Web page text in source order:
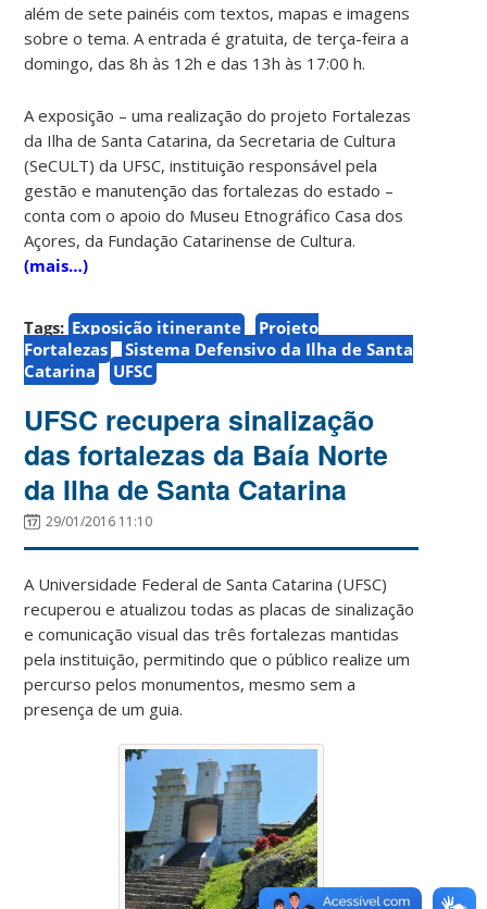
além de sete painéis com textos, mapas e imagens
sobre o tema. A entrada é gratuita, de terça-feira a
domingo, das 8h às 12h e das 13h às 17:00 h.
A exposição – uma realização do projeto Fortalezas
da Ilha de Santa Catarina, da Secretaria de Cultura
(SeCULT) da UFSC, instituição responsável pela
gestão e manutenção das fortalezas do estado –
conta com o apoio do Museu Etnográfico Casa dos
Açores, da Fundação Catarinense de Cultura.
(mais…)
Tags: Exposição itinerante
Projeto
Fortalezas
Sistema Defensivo da Ilha de Santa
Catarina
UFSC
UFSC recupera sinalização
das fortalezas da Baía Norte
da Ilha de Santa Catarina
29/01/2016 11:10
A Universidade Federal de Santa Catarina (UFSC)
recuperou e atualizou todas as placas de sinalização
e comunicação visual das três fortalezas mantidas
pela instituição, permitindo que o público realize um
percurso pelos monumentos, mesmo sem a
presença de um guia.